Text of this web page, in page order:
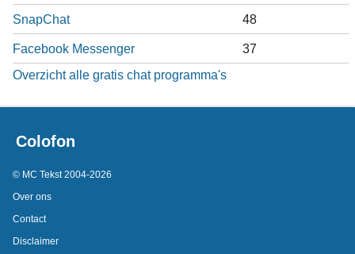
SnapChat 48
Facebook Messenger
37
Overzicht alle gratis chat programma's
Colofon
© MC Tekst 2004-2026
Over ons
Contact
Disclaimer